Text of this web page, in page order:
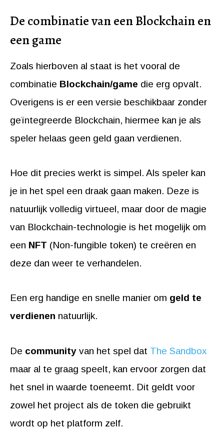
De combinatie van een Blockchain en
een game
Zoals hierboven al staat is het vooral de
combinatie Blockchain/game die erg opvalt.
Overigens is er een versie beschikbaar zonder
geïntegreerde Blockchain, hiermee kan je als
speler helaas geen geld gaan verdienen.
Hoe dit precies werkt is simpel. Als speler kan
je in het spel een draak gaan maken. Deze is
natuurlijk volledig virtueel, maar door de magie
van Blockchain-technologie is het mogelijk om
een NFT (Non-fungible token) te creëren en
deze dan weer te verhandelen.
Een erg handige en snelle manier om geld te
verdienen natuurlijk.
De community van het spel dat The Sandbox
maar al te graag speelt, kan ervoor zorgen dat
het snel in waarde toeneemt. Dit geldt voor
zowel het project als de token die gebruikt
wordt op het platform zelf.